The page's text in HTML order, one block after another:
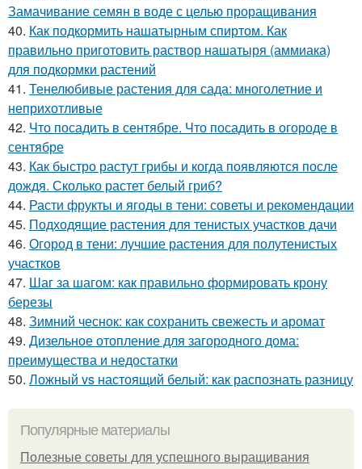
Замачивание семян в воде с целью проращивания
40. Как подкормить нашатырным спиртом. Как
правильно приготовить раствор нашатыря (аммиака)
для подкормки растений
41. Тенелюбивые растения для сада: многолетние и
неприхотливые
42. Что посадить в сентябре. Что посадить в огороде в
сентябре
43. Как быстро растут грибы и когда появляются после
дождя. Сколько растет белый гриб?
44. Расти фрукты и ягоды в тени: советы и рекомендации
45. Подходящие растения для тенистых участков дачи
46. Огород в тени: лучшие растения для полутенистых
участков
47. Шаг за шагом: как правильно формировать крону
березы
48. Зимний чеснок: как сохранить свежесть и аромат
49. Дизельное отопление для загородного дома:
преимущества и недостатки
50. Ложный vs настоящий белый: как распознать разницу
Популярные материалы
Полезные советы для успешного выращивания